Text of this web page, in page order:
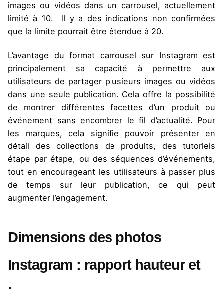
images ou vidéos dans un carrousel, actuellement
limité à 10. Il y a des indications non confirmées
que la limite pourrait être étendue à 20.
L’avantage du format carrousel sur Instagram est
principalement sa capacité à permettre aux
utilisateurs de partager plusieurs images ou vidéos
dans une seule publication. Cela offre la possibilité
de montrer différentes facettes d’un produit ou
événement sans encombrer le fil d’actualité. Pour
les marques, cela signifie pouvoir présenter en
détail des collections de produits, des tutoriels
étape par étape, ou des séquences d’événements,
tout en encourageant les utilisateurs à passer plus
de temps sur leur publication, ce qui peut
augmenter l’engagement.
Dimensions des photos
Instagram : rapport hauteur et